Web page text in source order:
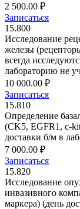
2 500.00 ₽
Записаться
15.800
Исследование
железы
всегда
лабораторию не
10 000.00 ₽
Записаться
15.810
Определение
(СK5, EGFR1, c-
доставки б/м в
7 000.00 ₽
Записаться
15.820
Исследование
инвазивного
маркера) (день